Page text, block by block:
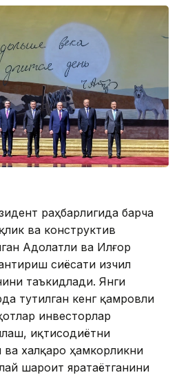
раҳбарлигида барча
ва конструктив
Адолатли ва Илғор
сиёсати изчил
таъкидлади. Янги
тутилган кенг қамровли
инвесторлар
иқтисодиётни
халқаро ҳамкорликни
шароит яратаётганини